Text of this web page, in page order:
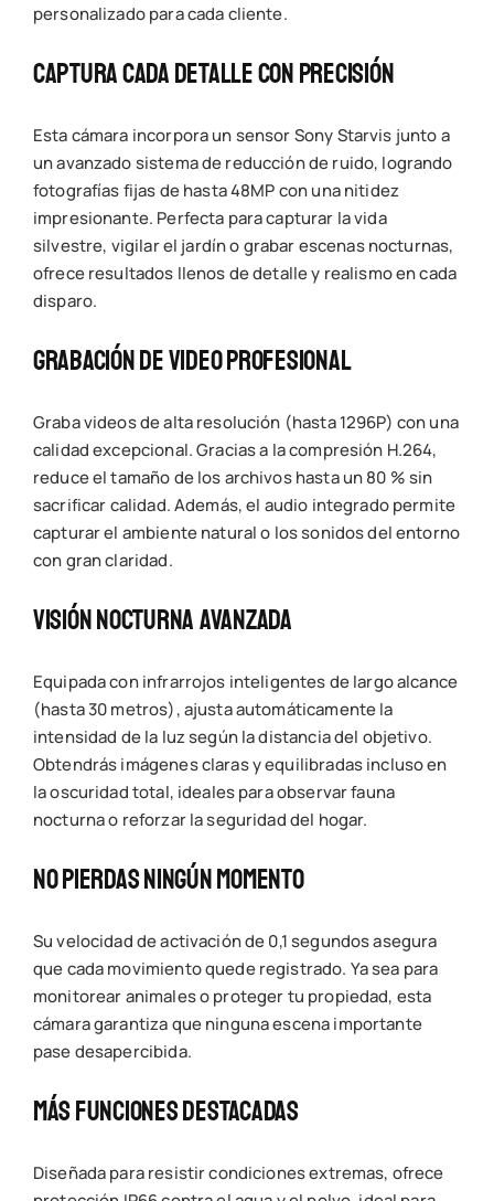
personalizado para cada cliente.
Captura Cada Detalle Con Precisión
Esta cámara incorpora un sensor Sony Starvis junto a
un avanzado sistema de reducción de ruido, logrando
fotografías fijas de hasta 48MP con una nitidez
impresionante. Perfecta para capturar la vida
silvestre, vigilar el jardín o grabar escenas nocturnas,
ofrece resultados llenos de detalle y realismo en cada
disparo.
Grabación De Video Profesional
Graba videos de alta resolución (hasta 1296P) con una
calidad excepcional. Gracias a la compresión H.264,
reduce el tamaño de los archivos hasta un 80 % sin
sacrificar calidad. Además, el audio integrado permite
capturar el ambiente natural o los sonidos del entorno
con gran claridad.
Visión Nocturna Avanzada
Equipada con infrarrojos inteligentes de largo alcance
(hasta 30 metros), ajusta automáticamente la
intensidad de la luz según la distancia del objetivo.
Obtendrás imágenes claras y equilibradas incluso en
la oscuridad total, ideales para observar fauna
nocturna o reforzar la seguridad del hogar.
No Pierdas Ningún Momento
Su velocidad de activación de 0,1 segundos asegura
que cada movimiento quede registrado. Ya sea para
monitorear animales o proteger tu propiedad, esta
cámara garantiza que ninguna escena importante
pase desapercibida.
Más Funciones Destacadas
Diseñada para resistir condiciones extremas, ofrece